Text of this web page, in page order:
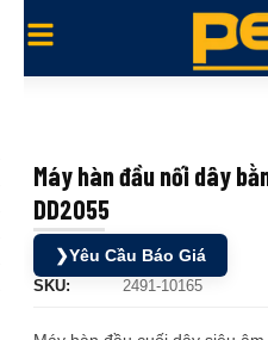
Máy hàn đầu nối dây
DD2055
❯Yêu Cầu Báo Giá
SKU: 2491-10165